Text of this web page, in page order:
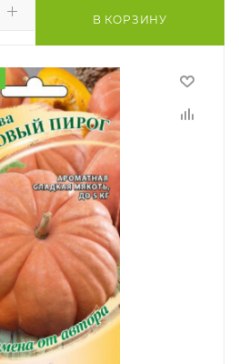
В КОРЗИНУ